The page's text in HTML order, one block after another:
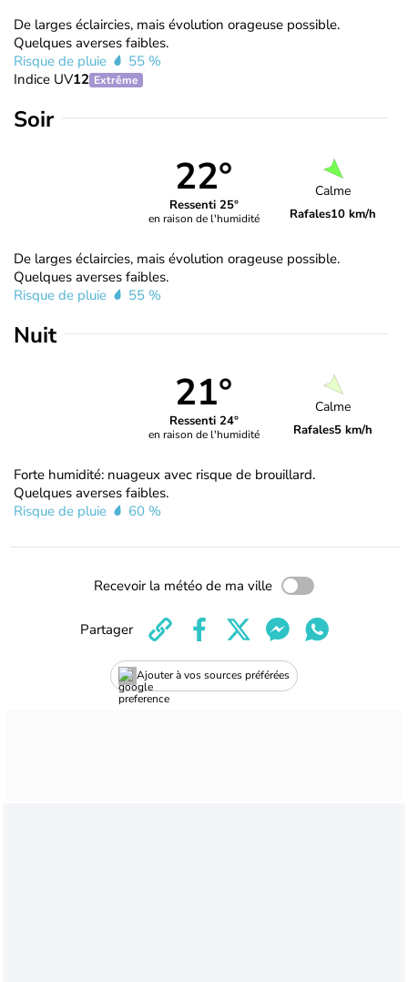
De larges éclaircies, mais évolution orageuse possible.
Quelques averses faibles.
Risque de pluie
55 %
Indice UV12 Extrême
Soir
22°
Ressenti 25°
en raison de l'humidité
Calme
Rafales10 km/h
De larges éclaircies, mais évolution orageuse possible.
Quelques averses faibles.
Risque de pluie
55 %
Nuit
21°
Ressenti 24°
en raison de l'humidité
Calme
Rafales5 km/h
Forte humidité: nuageux avec risque de brouillard.
Quelques averses faibles.
Risque de pluie
60 %
Recevoir la météo de ma ville
Ajouter à vos sources préférées
Partager